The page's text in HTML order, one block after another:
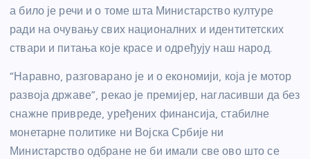
а било је речи и о томе шта Министарство културе
ради на очувању свих националних и идентитетских
ствари и питања које красе и одређују наш народ.
“Наравно, разговарано је и о економији, која је мотор
развоја државе”, рекао је премијер, нагласивши да без
снажне привреде, уређених финансија, стабилне
монетарне политике ни Војска Србије ни
Министарство одбране не би имали све ово што се